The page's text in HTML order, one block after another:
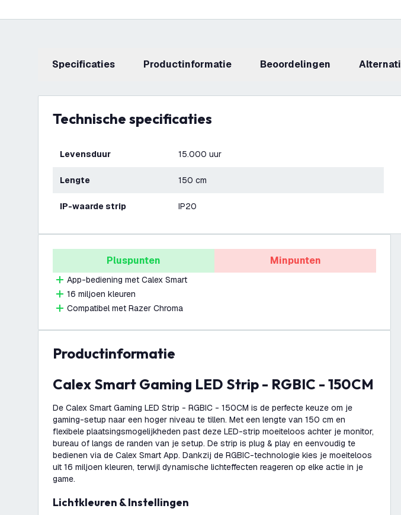
Specificaties productinformatie beoordelingen
Technische specificaties
Levensduur 15.000 uur
Lengte 150 cm
IP-waarde strip IP20
Pluspunten
App-bediening met Calex Smart
16 miljoen kleuren
Compatibel met Razer Chroma
Minpunten
productinformatie
Calex Smart Gaming LED Strip - RGBIC - 150CM
De Calex Smart Gaming LED Strip - RGBIC - 150CM is de perfecte keuze om je
gaming-setup naar een hoger niveau te tillen. Met een lengte van 150 cm en
flexibele plaatsingsmogelijkheden past deze LED-strip moeiteloos achter je monitor,
bureau of langs de randen van je setup. De strip is plug & play en eenvoudig te
bedienen via de Calex Smart App. Dankzij de RGBIC-technologie kies je moeiteloos
uit 16 miljoen kleuren, terwijl dynamische lichteffecten reageren op elke actie in je
game.
Lichtkleuren & Instellingen